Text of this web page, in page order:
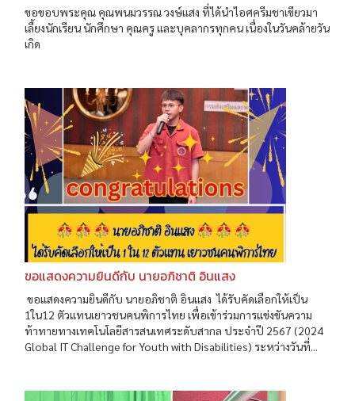
ขอขอบพระคุณ คุณพนมวรรณ วงษ์แสง ที่ได้นำไอศครีมชาเขียวมา
เลี้ยงนักเรียน นักศึกษา คุณครู และบุคลากรทุกคน เนื่องในวันคล้ายวัน
เกิด
ขอแสดงความยินดีกับ นายอภิชาติ อินแสง
ขอแสดงความยินดีกับ นายอภิชาติ อินแสง ได้รับคัดเลือกให้เป็น
1ใน12 ตัวแทนเยาวชนคนพิการไทย เพื่อเข้าร่วมการแข่งขันความ
ท้าทายทางเทคโนโลยีสารสนเทศระดับสากล ประจำปี 2567 (2024
Global IT Challenge for Youth with Disabilities) ระหว่างวันที่...